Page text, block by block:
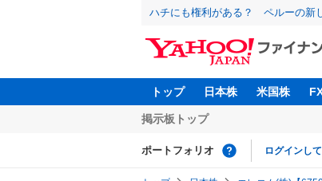
ハチにも権利がある？ ペルーの新
トップ 日本株 米国株
掲示板トップ
ポートフォリオ ログインし